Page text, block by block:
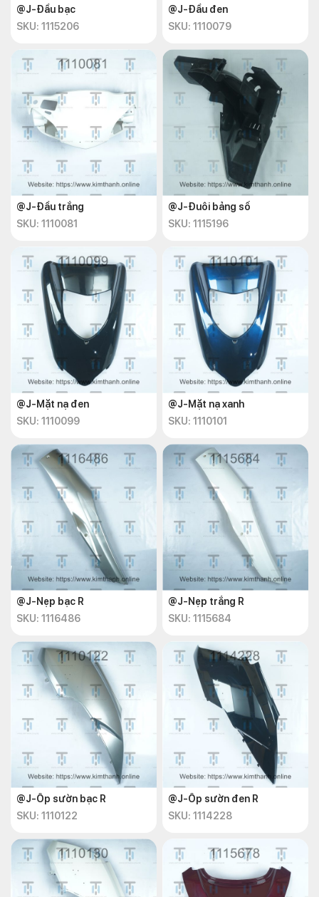
@J-Đầu bạc
SKU: 1115206
@J-Đầu đen
SKU: 1110079
@J-Đầu trắng
SKU: 1110081
@J-Đuôi bảng số
SKU: 1115196
@J-Mặt nạ đen
SKU: 1110099
@J-Mặt nạ xanh
SKU: 1110101
@J-Nẹp bạc R
SKU: 1116486
@J-Nẹp trắng R
SKU: 1115684
@J-Ốp sườn bạc R
SKU: 1110122
@J-Ốp sườn đen R
SKU: 1114228